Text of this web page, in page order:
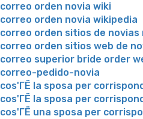
correo orden novia wiki
correo orden novia wikipedia
correo orden sitios de novias
correo orden sitios web de
correo superior bride order
correo-pedido-novia
cos'ГЁ la sposa per
cos'ГЁ la sposa per
cos'ГЁ una sposa per